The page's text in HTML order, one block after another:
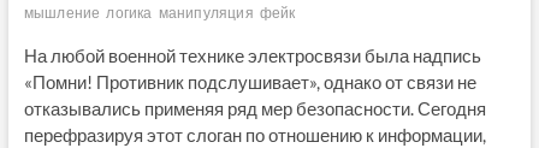
мышление логика манипуляция фейк
На любой военной технике электросвязи была надпись
«Помни! Противник подслушивает», однако от связи не
отказывались применяя ряд мер безопасности. Сегодня
перефразируя этот слоган по отношению к информации,